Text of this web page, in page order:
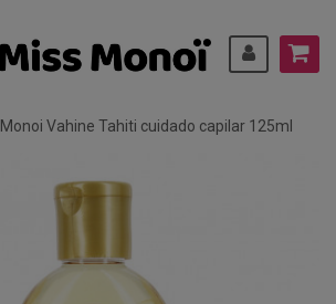
Monoi Vahine Tahiti cuidado capilar 125ml